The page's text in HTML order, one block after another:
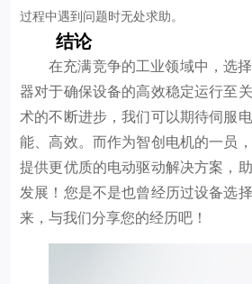
过程中遇到问题时无处求助。
结论
在充满竞争的工业领域中，选
器对于确保设备的高效稳定运行至
术的不断进步，我们可以期待伺服
能、高效。而作为智创电机的一员
提供更优质的电动驱动解决方案，
发展！您是不是也曾经历过设备选
来，与我们分享您的经历吧！